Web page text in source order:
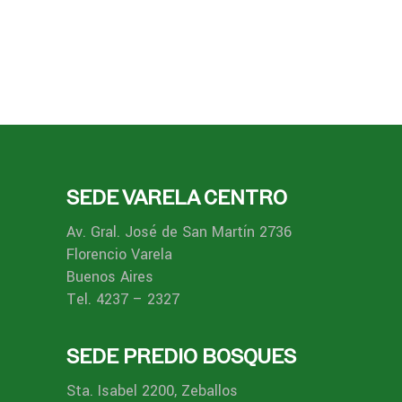
SEDE VARELA CENTRO
Av. Gral. José de San Martín 2736
Florencio Varela
Buenos Aires
Tel. 4237 – 2327
SEDE PREDIO BOSQUES
Sta. Isabel 2200, Zeballos